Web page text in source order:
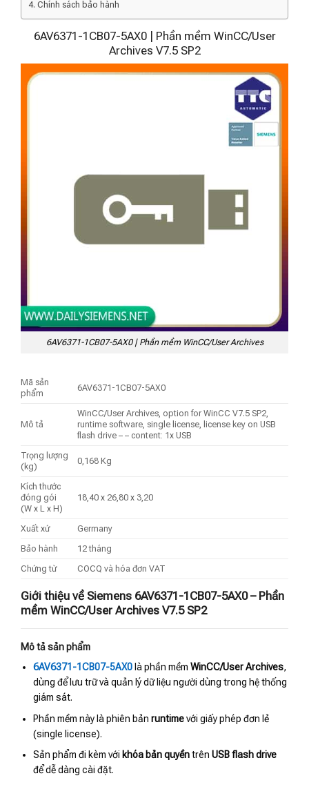
Chính sách bảo hành
6AV6371-1CB07-5AX0 | Phần mềm WinCC/User
Archives V7.5 SP2
6AV6371-1CB07-5AX0 | Phần mềm WinCC/User Archives
Mã sản
phẩm
6AV6371-1CB07-5AX0
Mô tả
WinCC/User Archives, option for WinCC V7.5 SP2,
runtime software, single license, license key on USB
flash drive – – content: 1x USB
Trọng lượng
(kg)
0,168 Kg
Kích thước
đóng gói
(W x L x H)
18,40 x 26,80 x 3,20
Xuất xứ
Germany
Bảo hành
12 tháng
Chứng từ
COCQ và hóa đơn VAT
Giới thiệu về Siemens 6AV6371-1CB07-5AX0 – Phần
mềm WinCC/User Archives V7.5 SP2
Mô tả sản phẩm
6AV6371-1CB07-5AX0 là phần mềmWinCC/User Archives,
dùng để lưu trữ và quản lý dữ liệu người dùng trong hệ thống
giám sát.
Phần mềm này là phiên bảnruntimevới giấy phép đơn lẻ
(single license).
Sản phẩm đi kèm với khóa bản quyềntrênUSB flash drive
để dễ dàng cài đặt.